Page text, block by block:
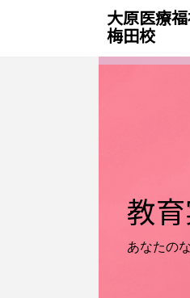
大原医療
梅田校
教
あなたの